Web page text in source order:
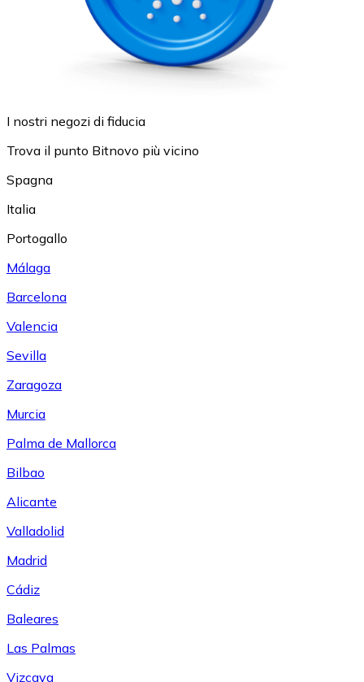
I nostri negozi di fiducia
Trova il punto Bitnovo più vicino
Spagna
Italia
Portogallo
Málaga
Barcelona
Valencia
Sevilla
Zaragoza
Murcia
Palma de Mallorca
Bilbao
Alicante
Valladolid
Madrid
Cádiz
Baleares
Las Palmas
Vizcaya